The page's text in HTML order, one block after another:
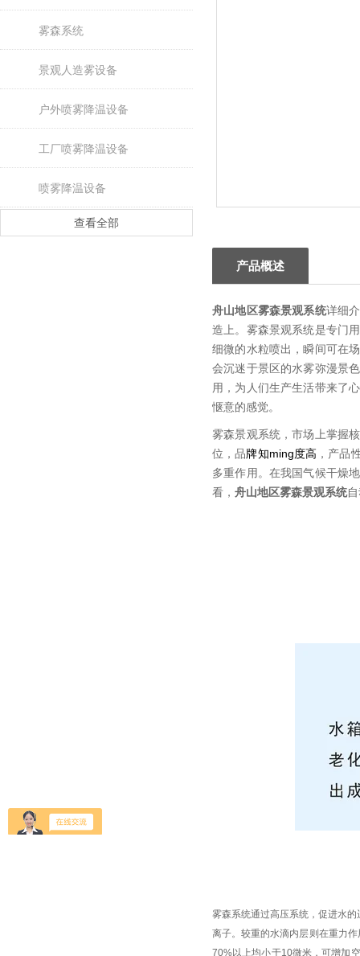
雾森系统
景观人造雾设备
户外喷雾降温设备
工厂喷雾降温设备
喷雾降温设备
查看全部
产品概述
舟山地区雾森景观系统详细
造上。雾森景观系统是专门
细微的水粒喷出，瞬间可在
会沉迷于景区的水雾弥漫景
用，为人们生产生活带来了
惬意的感觉。
雾森景观系统，市场上掌握
位，品牌知ming度高 ，产品
多重作用。在我国气候干燥
看， 舟山地区雾森景观系统
雾森系统通过高压系统，促进水
离子。较重的水滴内层则在重力
70%以上均小于10微米，可增加